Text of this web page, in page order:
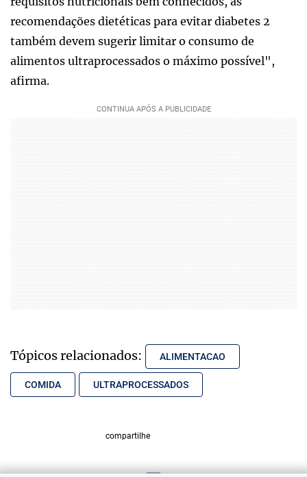
recomendações dietéticas para evitar diabetes 2
também devem sugerir limitar o consumo de
alimentos ultraprocessados o máximo possível",
afirma.
Tópicos relacionados: ALIMENTACAO
COMIDA ULTRAPROCESSADOS
compartilhe